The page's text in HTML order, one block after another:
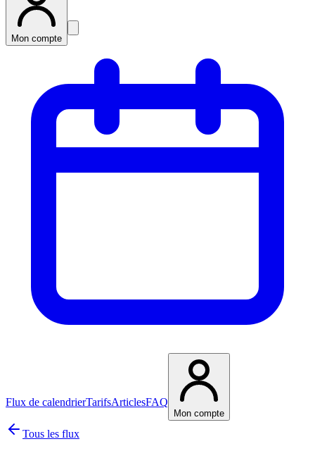
Mon compte
Flux de calendrierTarifsArticlesFAQ
Mon compte
Tous les flux